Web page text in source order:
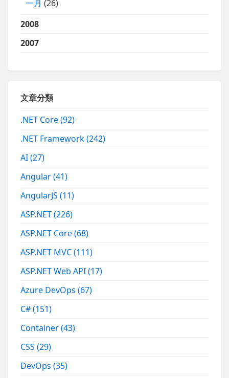
一月 (26)
2008
2007
文章分類
.NET Core(92)
.NET Framework(242)
AI(27)
Angular(41)
AngularJS(11)
ASP.NET(226)
ASP.NET Core(68)
ASP.NET MVC(111)
ASP.NET Web API(17)
Azure DevOps(67)
C#(151)
Container(43)
CSS(29)
DevOps(35)